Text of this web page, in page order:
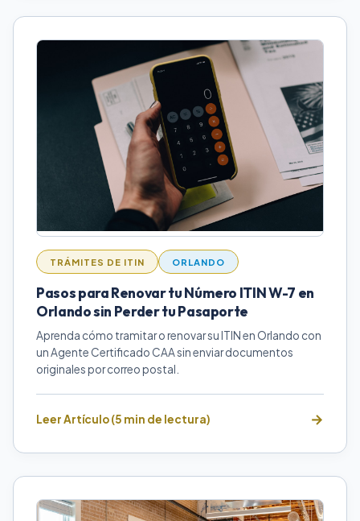
TRÁMITES DE ITIN ORLANDO
Pasos para Renovar tu Número ITIN W-7 en
Orlando sin Perder tu Pasaporte
Aprenda cómo tramitar o renovar su ITIN en Orlando con
un Agente Certificado CAA sin enviar documentos
originales por correo postal.
Leer Artículo (5 min de lectura)